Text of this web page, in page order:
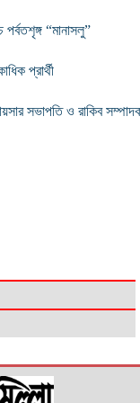
“মানাসলু”
প্রার্থী
সভাপতি ও রাকিব